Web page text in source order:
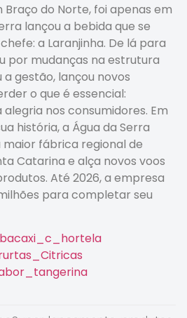
Braço do Norte, foi apenas em
lançou a bebida que se
a Laranjinha. De lá para
por mudanças na estrutura
gestão, lançou novos
o que é essencial:
nos consumidores. Em
história, a Água da Serra
fábrica regional de
Catarina e alça novos voos
Até 2026, a empresa
para completar seu